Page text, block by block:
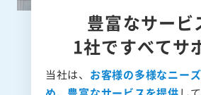
豊富なサービ
1社ですべてサ
当社は、 お客様の多様なニー